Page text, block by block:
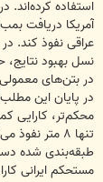
آمریکا دریافت
عراقی نفوذ کند.
در بتن‌های
در پایان این
محکم‌تر، کارایی
تنها ۸ متر
مستحکم ایرانی